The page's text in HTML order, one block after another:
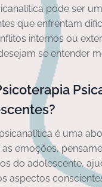
pode ser
que enfrentam
internos ou
se entender
é uma
emoções,
do adolescente,
aspectos